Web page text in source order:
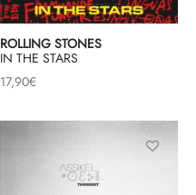
ROLLING STONES
IN THE STARS
17,90€